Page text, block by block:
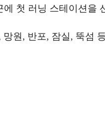
에 첫 러닝 스테이션을
원, 반포, 잠실, 뚝섬